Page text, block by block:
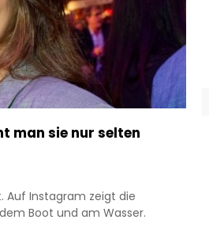
man sie nur selten
Auf Instagram zeigt die
Boot und am Wasser.